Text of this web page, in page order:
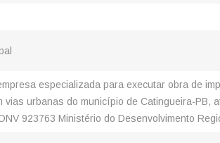
especializada para executar obra de
vias urbanas do município de Catingueira-PB,
923763 Ministério do Desenvolvimento